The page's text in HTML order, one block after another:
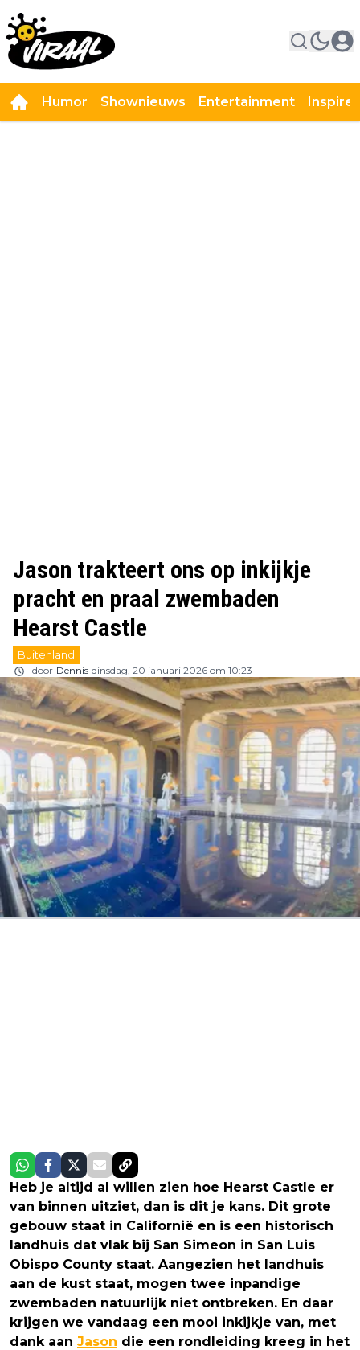
Humor Shownieuws Entertainment
Jason trakteert ons op inkijkje
pracht en praal zwembaden
Hearst Castle
Buitenland
door Dennis dinsdag, 20 januari 2026 om 10:23
Heb je altijd al willen zien hoe Hearst Castle er
van binnen uitziet, dan is dit je kans. Dit grote
gebouw staat in Californië en is een historisch
landhuis dat vlak bij San Simeon in San Luis
Obispo County staat. Aangezien het landhuis
aan de kust staat, mogen twee inpandige
zwembaden natuurlijk niet ontbreken. En daar
krijgen we vandaag een mooi inkijkje van, met
dank aan Jason die een rondleiding kreeg in het